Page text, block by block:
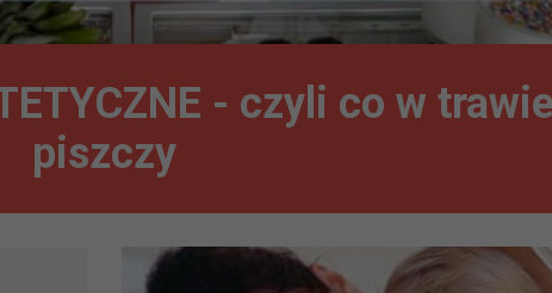
- czyli co w trawie
piszczy